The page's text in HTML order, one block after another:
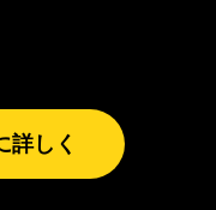
詳しく